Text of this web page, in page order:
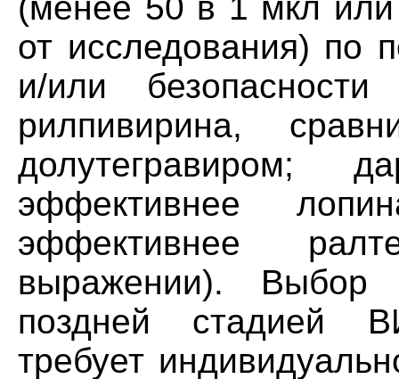
от исследования) по
и/или
рилпивирина,
долутегравиром;
эффективнее
эффективнее
выражении).
поздней стадией
требует